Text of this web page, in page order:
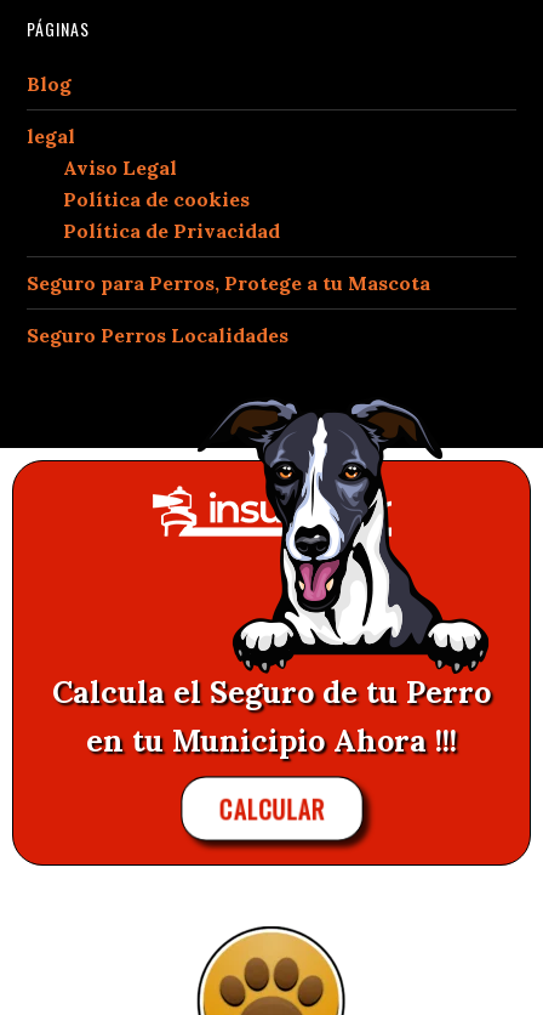
PÁGINAS
Blog
legal
Aviso Legal
Política de cookies
Política de Privacidad
Seguro para Perros, Protege a tu Mascota
Seguro Perros Localidades
Calcula el Seguro de tu Perro
en tu Municipio Ahora !!!
CALCULAR